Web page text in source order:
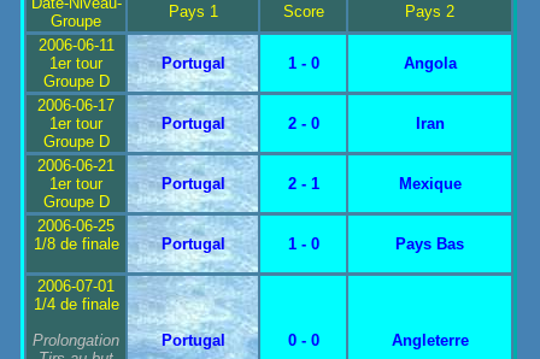
Groupe
Pays 1 Score
Pays 2
2006-06-11
1er tour
Groupe D
Portugal 1 - 0 Angola
2006-06-17
1er tour
Groupe D
Portugal 2 - 0 Iran
2006-06-21
1er tour
Groupe D
Portugal 2 - 1 Mexique
2006-06-25
1/8 de finale
Portugal 1 - 0 Pays Bas
2006-07-01
1/4 de finale
Prolongation
Portugal 0 - 0 Angleterre